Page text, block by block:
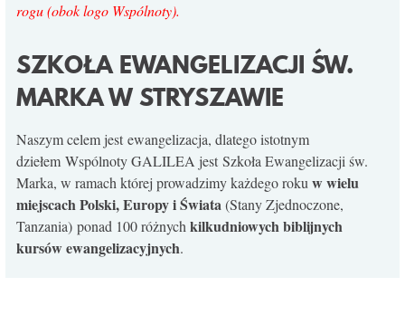
rogu (obok logo Wspólnoty).
SZKOŁA EWANGELIZACJI ŚW.
MARKA W STRYSZAWIE
Naszym celem jest ewangelizacja, dlatego istotnym
dziełem Wspólnoty GALILEA jest Szkoła Ewangelizacji św.
Marka, w ramach której prowadzimy każdego roku w wielu
miejscach Polski, Europy i Świata(Stany Zjednoczone,
Tanzania) ponad 100 różnych kilkudniowych biblijnych
kursów ewangelizacyjnych.